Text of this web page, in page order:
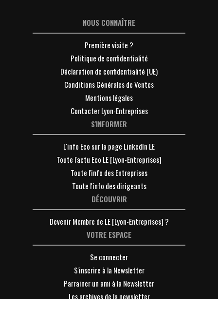
NOUS CONNAÎTRE
Première visite ?
Politique de confidentialité
Déclaration de confidentialité (UE)
Conditions Générales de Ventes
Mentions légales
Contacter Lyon-Entreprises
S'INFORMER
L'info Eco sur la page LinkedIn LE
Toute l'actu Eco LE [Lyon-Entreprises]
Toute l'info des Entreprises
Toute l'info des dirigeants
DÉCOUVRIR
Devenir Membre de LE [Lyon-Entreprises] ?
VOTRE ESPACE
Se connecter
S'inscrire à la Newsletter
Parrainer un ami à la Newsletter
Les archives de la newsletter